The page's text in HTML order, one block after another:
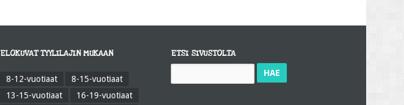
ELOKUVAT TYYLILAJIN MUKAAN
8-12-vuotiaat
8-15-vuotiaat
13-15-vuotiaat
16-19-vuotiaat
ETSI SIVUSTOLTA